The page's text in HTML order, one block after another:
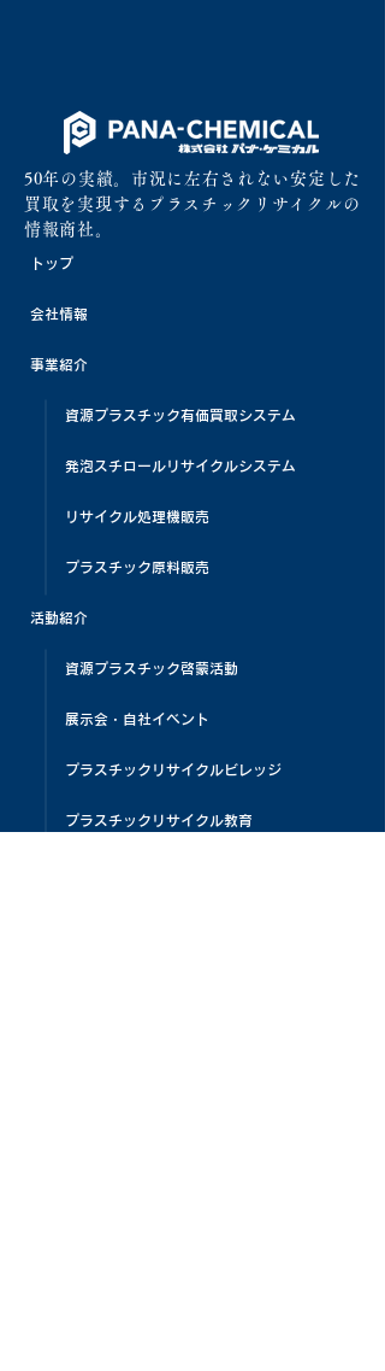
50年の実績。市況に左右されない安定した
買取を実現するプラスチックリサイクルの
情報商社。
トップ
会社情報
事業紹介
資源プラスチック有価買取システム
発泡スチロールリサイクルシステム
リサイクル処理機販売
プラスチック原料販売
活動紹介
資源プラスチック啓蒙活動
展示会・自社イベント
プラスチックリサイクルビレッジ
プラスチックリサイクル教育